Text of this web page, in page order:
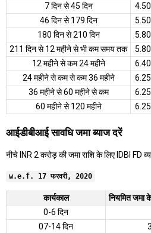
7 दिन से 45 दिन
46 दिन से 179 दिन
180 दिन से 210 दिन
211 दिन से 12 महीने से भी कम समय तक
12 महीने से कम 24 महीने
24 महीने से कम से कम 36 महीने
36 महीने से 60 महीने से कम
60 महीने से 120 महीने
आईडीबीआई सावधि जमा ब्याज दरें
नीचे INR 2 करोड़ की जमा राशि के लिए IDBI FD
w.e.f. 17 फरवरी, 2020
कार्यकाल
नियमित जमा
0-6 दिन
07-14 दिन